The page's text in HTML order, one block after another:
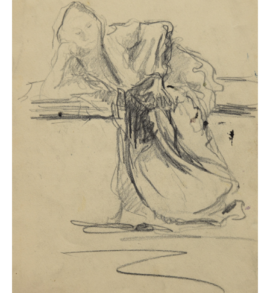
Selbstbildnisse
Stillleben
Neues
Tägliche Dosis Kunst
Themenflyer
Themenflyer: Trügerische Idyllen
Themenflyer: Buch und Schrift in der Kunst
Themenflyer: Sehnsucht Süden
Themenflyer: Walter Becker
Themenflyer: Richild Holt
Themenflyer: Ernst Geitlinger
Themenflyer: Michel Wagner